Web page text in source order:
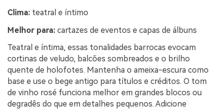
Clima: teatral e íntimo
Melhor para: cartazes de eventos e capas de álbuns
Teatral e íntima, essas tonalidades barrocas evocam
cortinas de veludo, balcões sombreados e o brilho
quente de holofotes. Mantenha o ameixa-escura como
base e use o bege antigo para títulos e créditos. O tom
de vinho rosé funciona melhor em grandes blocos ou
degradês do que em detalhes pequenos. Adicione